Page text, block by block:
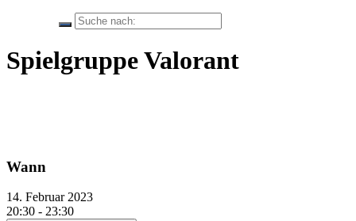
Spielgruppe Valorant
Wann
14. Februar 2023
20:30 - 23:30